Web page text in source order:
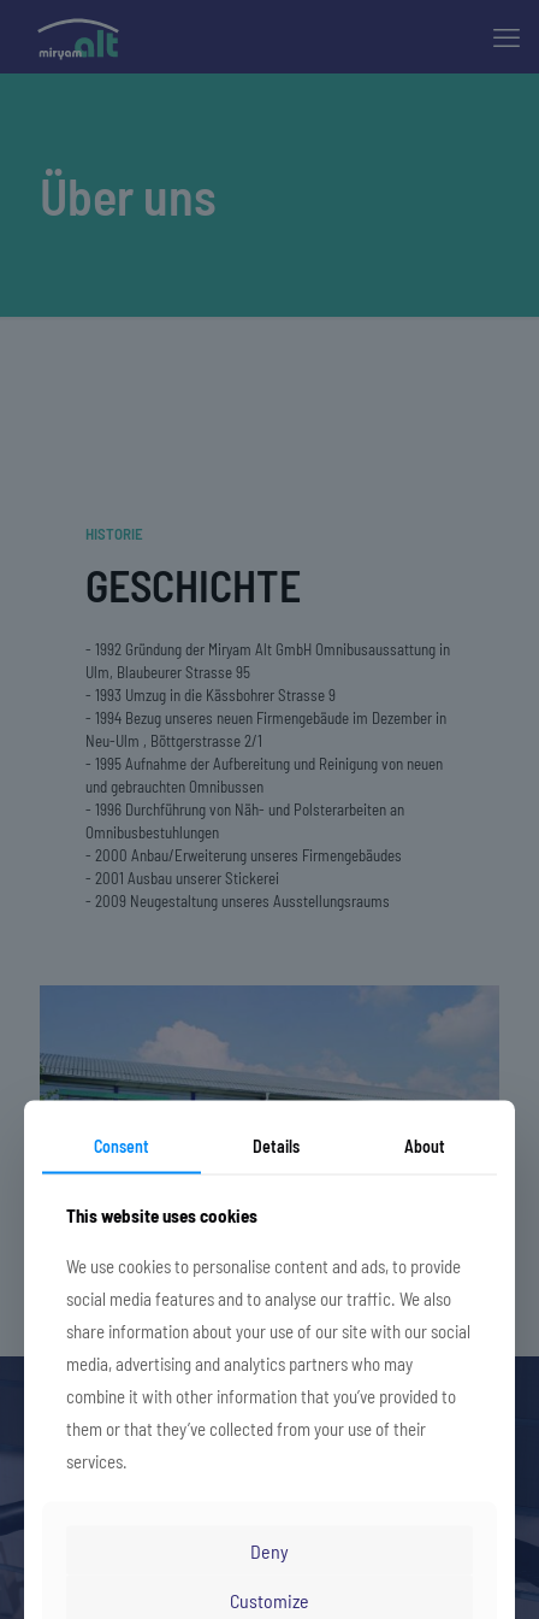
Über uns
HISTORIE
GESCHICHTE
- 1992 Gründung der Miryam Alt GmbH Omnibusaussattung in
Ulm, Blaubeurer Strasse 95
- 1993 Umzug in die Kässbohrer Strasse 9
- 1994 Bezug unseres neuen Firmengebäude im Dezember in
Neu-Ulm , Böttgerstrasse 2/1
- 1995 Aufnahme der Aufbereitung und Reinigung von neuen
und gebrauchten Omnibussen
- 1996 Durchführung von Näh- und Polsterarbeiten an
Omnibusbestuhlungen
- 2000 Anbau/Erweiterung unseres Firmengebäudes
- 2001 Ausbau unserer Stickerei
- 2009 Neugestaltung unseres Ausstellungsraums
ZUBEHÖR FÜR REISEBUSSE
Consent Details About
This website uses cookies
We use cookies to personalise content and ads, to provide
social media features and to analyse our traffic. We also
share information about your use of our site with our social
media, advertising and analytics partners who may
combine it with other information that you’ve provided to
them or that they’ve collected from your use of their
services.
Deny
Customize